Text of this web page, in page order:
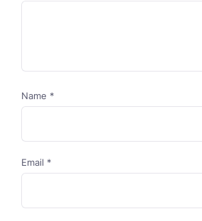
Name *
Email *